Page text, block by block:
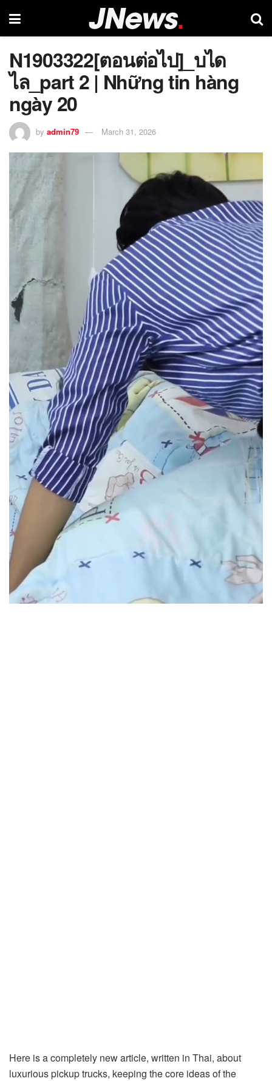
N1903322[ตอนต่อไป]_บได
ไล_part 2 | Những tin hàng
ngày 20
by admin79 March 31, 2026
Here is a completely new article, written in Thai, about
luxurious pickup trucks, keeping the core ideas of the